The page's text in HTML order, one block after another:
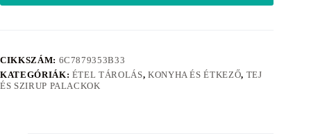
CIKKSZÁM: 6C7879353B33
KATEGÓRIÁK: ÉTEL TÁROLÁS, KONYHA ÉS ÉTKEZŐ, TEJ
ÉS SZIRUP PALACKOK